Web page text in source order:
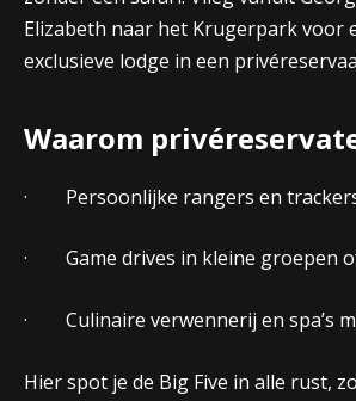
Elizabeth naar het Krugerpark voor
exclusieve lodge in een
Waarom
· Persoonlijke rangers en
· Game drives in kleine groepen
· Culinaire verwennerij en spa’s
Hier spot je de Big Five in alle rust,